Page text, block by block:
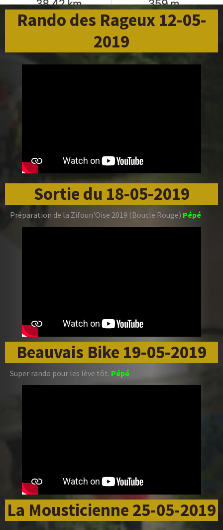
Rando des Rageux 12-05-
2019
Sortie du 18-05-2019
Préparation de la Zifoun'Oise 2019 (Boucle Rouge) Pépé
Beauvais Bike 19-05-2019
Super rando pour les lève tôt. Pépé
La Mousticienne 25-05-2019